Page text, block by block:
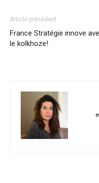
Article précédent
France Stratégie innove
le kolkhoze!